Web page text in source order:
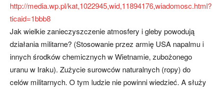
http://media.wp.pl/kat,1022945,wid,11894176,wiadomosc.html?
ticaid=1bbb8
Jak wielkie zanieczyszczenie atmosfery i gleby powodują
działania militarne? (Stosowanie przez armię USA napalmu i
innych środków chemicznych w Wietnamie, zubożonego
uranu w Iraku). Zużycie surowców naturalnych (ropy) do
celów militarnych. O tym ludzie nie powinni wiedzieć. A służy